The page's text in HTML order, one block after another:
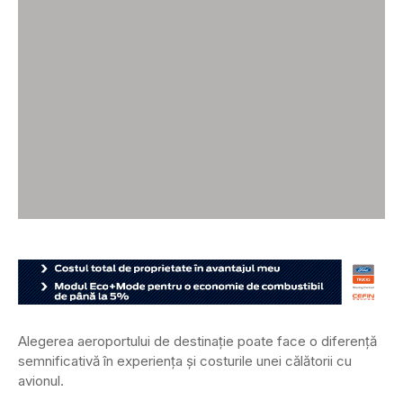
Alegerea aeroportului de destinație poate face o diferență
semnificativă în experiența şi costurile unei călătorii cu
avionul.